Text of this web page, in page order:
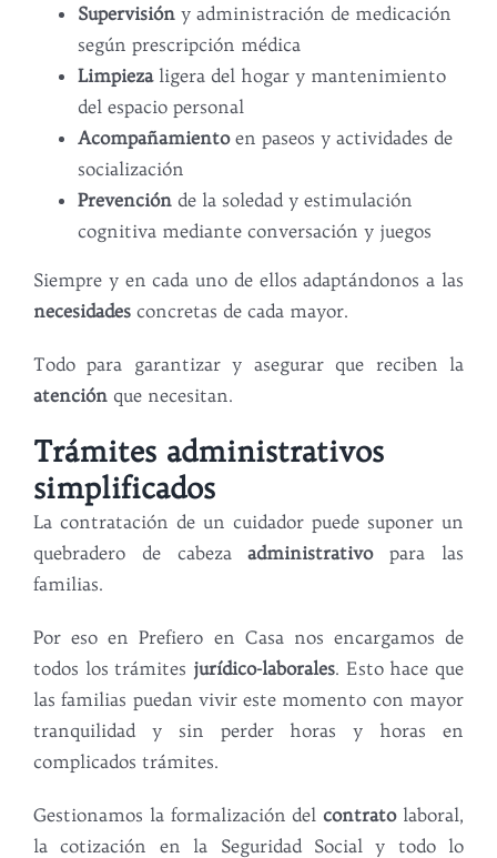
Supervisión y administración de medicación
según prescripción médica
Limpiezaligera del hogar y mantenimiento
del espacio personal
Acompañamientoen paseos y actividades de
socialización
Prevención de la soledad y estimulación
cognitiva mediante conversación y juegos
Siempre y en cada uno de ellos adaptándonos a las
necesidades concretas de cada mayor.
Todo para garantizar y asegurar que reciben la
atención que necesitan.
Trámites administrativos
simplificados
La contratación de un cuidador puede suponer un
quebradero de cabezaadministrativopara las
familias.
Por eso en Prefiero en Casa nos encargamos de
todos los trámites jurídico-laborales. Esto hace que
las familias puedan vivir este momento con mayor
tranquilidad y sin perder horas y horas en
complicados trámites.
Gestionamos la formalización delcontratolaboral,
la cotización en la Seguridad Social y todo lo